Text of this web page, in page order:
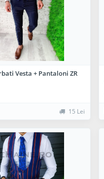
Vesta + Pantaloni ZR
15 Lei